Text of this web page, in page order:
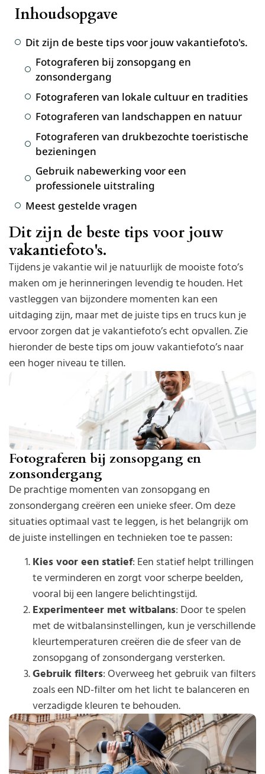
Inhoudsopgave
Dit zijn de beste tips voor jouw vakantiefoto's.
Fotograferen bij zonsopgang en
zonsondergang
Fotograferen van lokale cultuur en tradities
Fotograferen van landschappen en natuur
Fotograferen van drukbezochte toeristische
bezieningen
Gebruik nabewerking voor een
professionele uitstraling
Meest gestelde vragen
Dit zijn de beste tips voor jouw
vakantiefoto's.
Tijdens je vakantie wil je natuurlijk de mooiste foto’s
maken om je herinneringen levendig te houden. Het
vastleggen van bijzondere momenten kan een
uitdaging zijn, maar met de juiste tips en trucs kun je
ervoor zorgen dat je vakantiefoto’s echt opvallen. Zie
hieronder de beste tips om jouw vakantiefoto’s naar
een hoger niveau te tillen.
Fotograferen bij zonsopgang en
zonsondergang
De prachtige momenten van zonsopgang en
zonsondergang creëren een unieke sfeer. Om deze
situaties optimaal vast te leggen, is het belangrijk om
de juiste instellingen en technieken toe te passen:
Kies voor een statief: Een statief helpt trillingen
te verminderen en zorgt voor scherpe beelden,
vooral bij een langere belichtingstijd.
Experimenteer met witbalans: Door te spelen
met de witbalansinstellingen, kun je verschillende
kleurtemperaturen creëren die de sfeer van de
zonsopgang of zonsondergang versterken.
Gebruik filters: Overweeg het gebruik van filters
zoals een ND-filter om het licht te balanceren en
verzadigde kleuren te behouden.